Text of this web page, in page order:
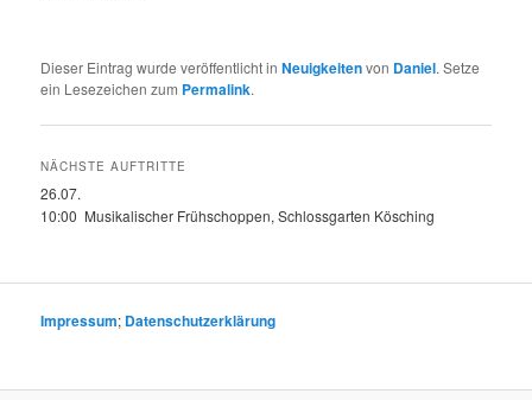
Dieser Eintrag wurde veröffentlicht inNeuigkeitenvon Daniel. Setze
ein Lesezeichen zum Permalink.
NÄCHSTE AUFTRITTE
26.07.
10:00 Musikalischer Frühschoppen, Schlossgarten Kösching
Impressum; Datenschutzerklärung